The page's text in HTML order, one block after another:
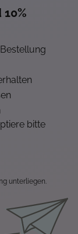
bitte
unterliegen.